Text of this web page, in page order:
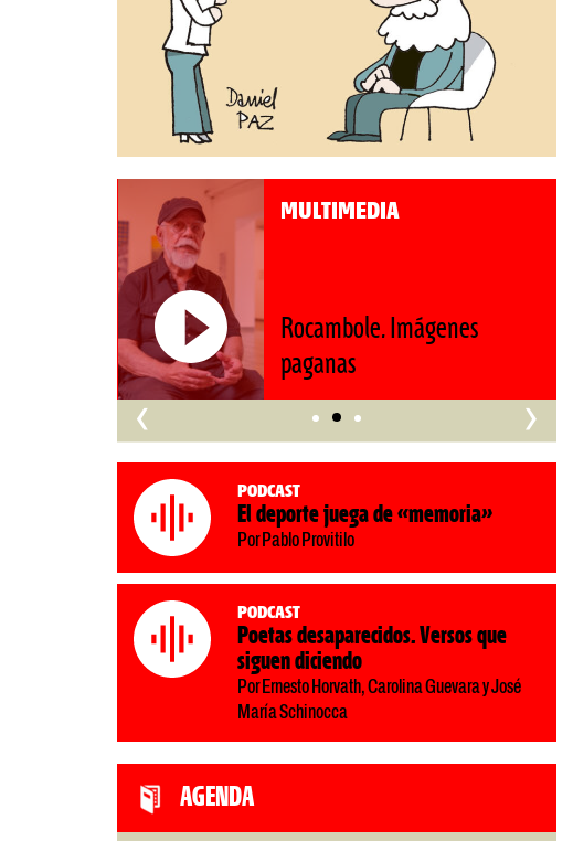
MULTIMEDIA
Roberto Pompa. «La reforma
nos retrocede al siglo XIX»
‹ ›
Podcast
El deporte juega de «memoria»
Por Pablo Provitilo
Podcast
Poetas desaparecidos. Versos que
siguen diciendo
Por Ernesto Horvath, Carolina Guevara y José
María Schinocca
AGENDA